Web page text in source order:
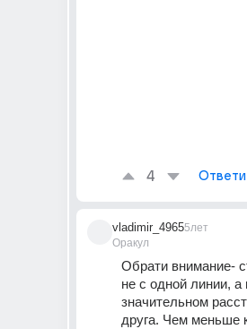
4
vladimir_4965
Оракул
5лет
Обрати внимание-
не с одной линии, а
значительном
друга. Чем меньше